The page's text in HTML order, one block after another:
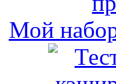
Мой